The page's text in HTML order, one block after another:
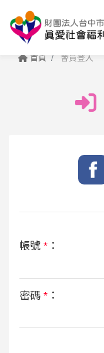
首頁 會員登入
帳號 * ：
密碼 * ：